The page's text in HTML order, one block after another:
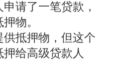
请了一笔贷款，
物。
抵押物，但这个
给高级贷款人